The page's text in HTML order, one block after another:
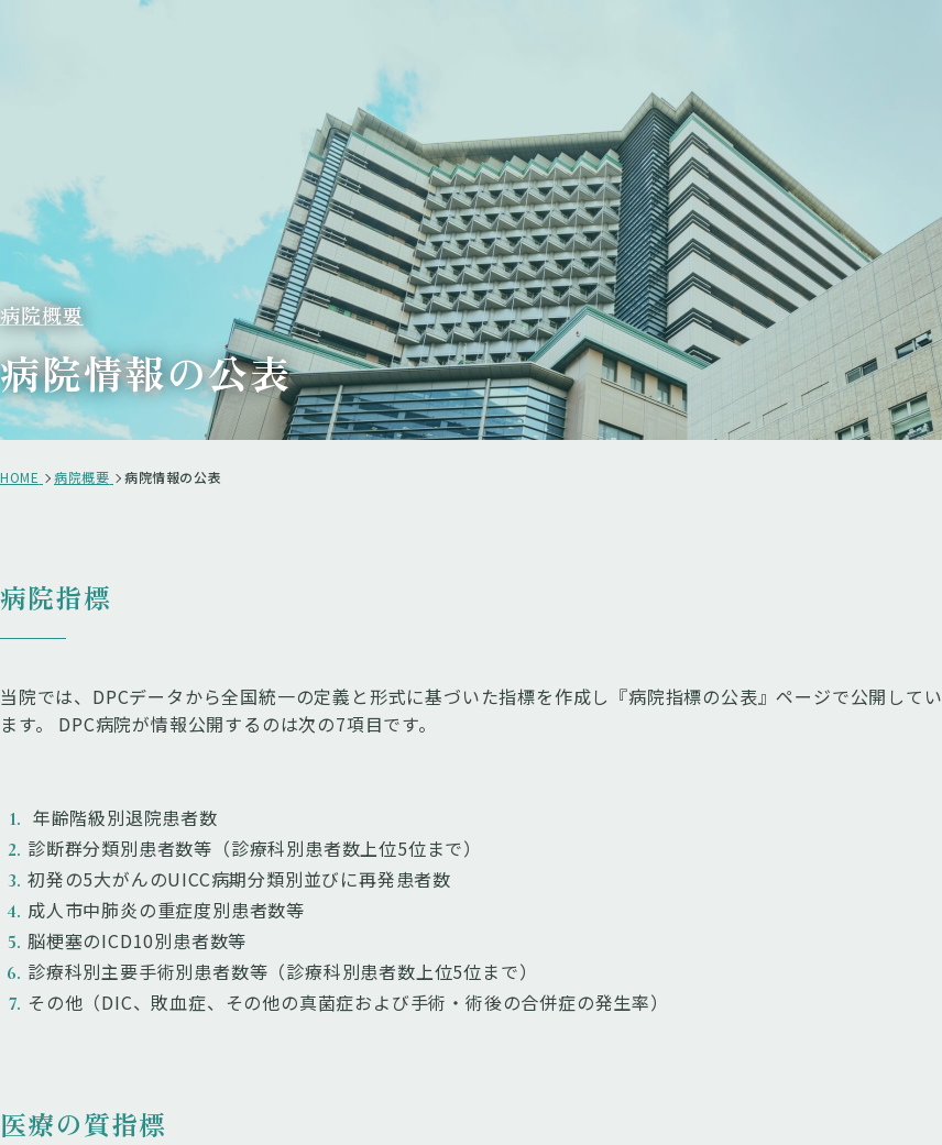
病院概要
病院情報の公表
HOME 病院概要 病院情報の公表
病院指標
当院では、DPCデータから全国統一の定義と形式に基づいた指標を作成し『病院指標の公表』ページで公開してい
ます。 DPC病院が情報公開するのは次の7項目です。
年齢階級別退院患者数
診断群分類別患者数等（診療科別患者数上位5位まで）
初発の5大がんのUICC病期分類別並びに再発患者数
成人市中肺炎の重症度別患者数等
脳梗塞のICD10別患者数等
診療科別主要手術別患者数等（診療科別患者数上位5位まで）
その他（DIC、敗血症、その他の真菌症および手術・術後の合併症の発生率）
医療の質指標